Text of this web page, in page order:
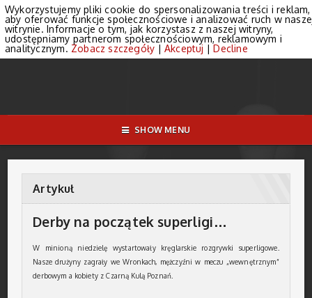
SHOW MENU
Artykuł
Derby na początek superligi…
W minioną niedzielę wystartowały kręglarskie rozgrywki superligowe.
Nasze drużyny zagrały we Wronkach, mężczyźni w meczu „wewnętrznym”
derbowym a kobiety z Czarną Kulą Poznań.
Wykorzystujemy pliki cookie do spersonalizowania treści i reklam,
aby oferować funkcje społecznościowe i analizować ruch w
witrynie. Informacje o tym, jak korzystasz z naszej witryny,
udostępniamy partnerom społecznościowym, reklamowym i
analitycznym. Zobacz szczegóły | Akceptuj |Decline